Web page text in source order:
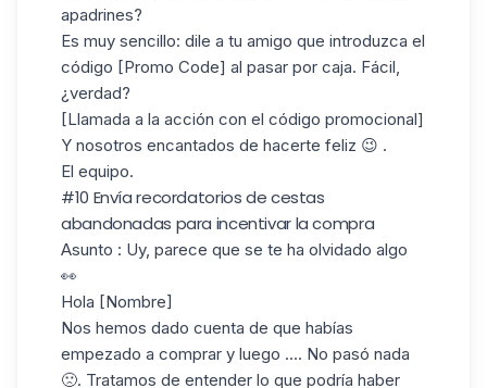
apadrines?
Es muy sencillo: dile a tu amigo que introduzca el
código [Promo Code] al pasar por caja. Fácil,
¿verdad?
[Llamada a la acción con el código promocional]
Y nosotros encantados de hacerte feliz 😉 .
El equipo.
#10 Envía recordatorios de cestas
abandonadas para incentivar la compra
Asunto : Uy, parece que se te ha olvidado algo
👀
Hola [Nombre]
Nos hemos dado cuenta de que habías
empezado a comprar y luego .... No pasó nada
🙁. Tratamos de entender lo que podría haber